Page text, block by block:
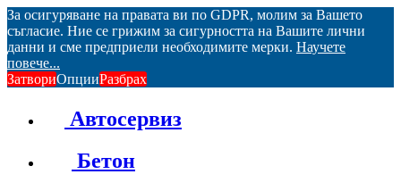
За осигуряване на правата ви по GDPR, молим за Вашето
съгласие. Ние се грижим за сигурността на Вашите лични
данни и сме предприели необходимите мерки. Научете
повече...
ЗатвориОпцииРазбрах
Автосервиз
Бетон